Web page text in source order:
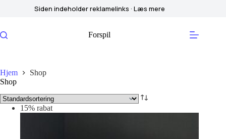
Siden indeholder reklamelinks · Læs mere
Forspil
Hjem
Shop
Shop
15% rabat